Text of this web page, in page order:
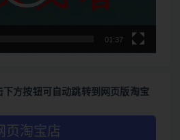
01:37
下方按钮可自动跳转到网页版淘宝
页淘宝店